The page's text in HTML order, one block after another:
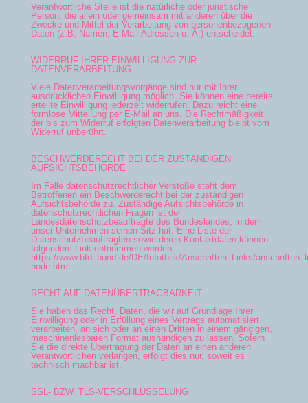
Verantwortliche Stelle ist die natürliche oder juristische
Person, die allein oder gemeinsam mit anderen über die
Zwecke und Mittel der Verarbeitung von personenbezogenen
Daten (z.B. Namen, E-Mail-Adressen o. Ä.) entscheidet.
WIDERRUF IHRER EINWILLIGUNG ZUR
DATENVERARBEITUNG
Viele Datenverarbeitungsvorgänge sind nur mit Ihrer
ausdrücklichen Einwilligung möglich. Sie können eine bereits
erteilte Einwilligung jederzeit widerrufen. Dazu reicht eine
formlose Mitteilung per E-Mail an uns. Die Rechtmäßigkeit
der bis zum Widerruf erfolgten Datenverarbeitung bleibt vom
Widerruf unberührt.
BESCHWERDERECHT BEI DER ZUSTÄNDIGEN
AUFSICHTSBEHÖRDE
Im Falle datenschutzrechtlicher Verstöße steht dem
Betroffenen ein Beschwerderecht bei der zuständigen
Aufsichtsbehörde zu. Zuständige Aufsichtsbehörde in
datenschutzrechtlichen Fragen ist der
Landesdatenschutzbeauftragte des Bundeslandes, in dem
unser Unternehmen seinen Sitz hat. Eine Liste der
Datenschutzbeauftragten sowie deren Kontaktdaten können
folgendem Link entnommen werden:
https://www.bfdi.bund.de/DE/Infothek/Anschriften_Links/
node.html.
RECHT AUF DATENÜBERTRAGBARKEIT
Sie haben das Recht, Daten, die wir auf Grundlage Ihrer
Einwilligung oder in Erfüllung eines Vertrags automatisiert
verarbeiten, an sich oder an einen Dritten in einem gängigen,
maschinenlesbaren Format aushändigen zu lassen. Sofern
Sie die direkte Übertragung der Daten an einen anderen
Verantwortlichen verlangen, erfolgt dies nur, soweit es
technisch machbar ist.
SSL- BZW. TLS-VERSCHLÜSSELUNG